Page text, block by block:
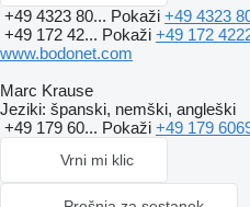
+49 4323 80... Pokaži +49 4323
+49 172 42... Pokaži +49 172
www.bodonet.com
Marc Krause
Jeziki: španski, nemški, angleški
+49 179 60... Pokaži +49 179
Vrni mi klic